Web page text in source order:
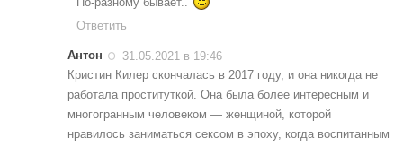
Ответить
Антон
31.05.2021 в 19:46
Кристин Килер скончалась в 2017 году, и она никогда не
работала проституткой. Она была более интересным и
многогранным человеком — женщиной, которой
нравилось заниматься сексом в эпоху, когда воспитанным